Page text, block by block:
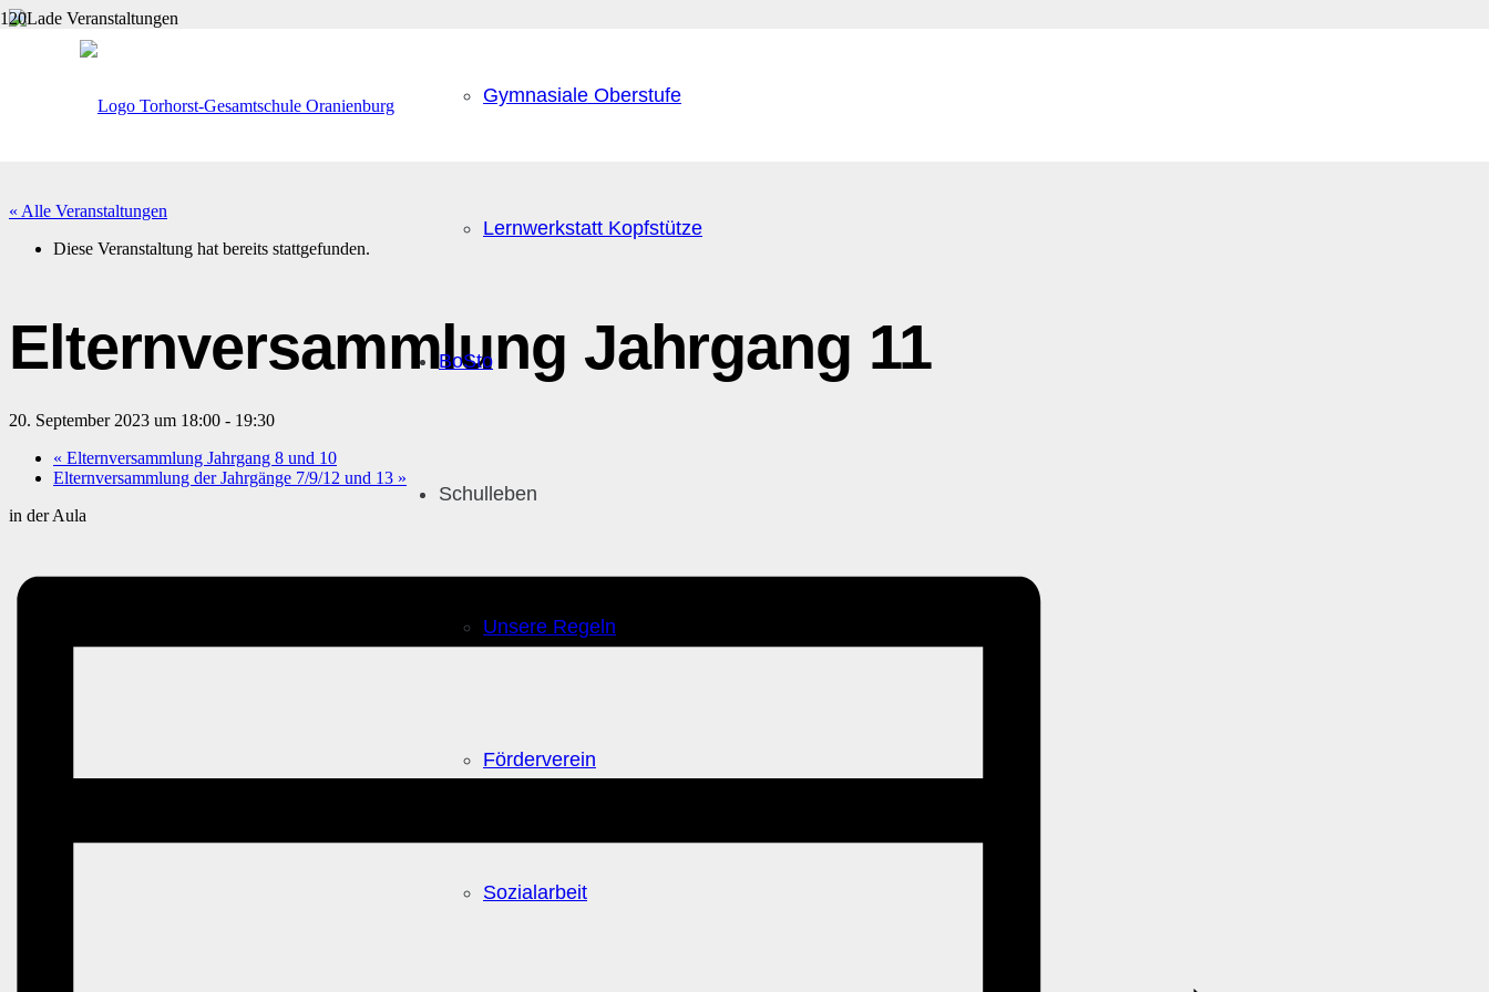
Gymnasiale Oberstufe
Lernwerkstatt Kopfstütze
BoSto
Schulleben
Unsere Regeln
Förderverein
Sozialarbeit
« Alle Veranstaltungen
Diese Veranstaltung hat bereits stattgefunden.
Elternversammlung Jahrgang 11
20. September 2023 um 18:00 - 19:30
« Elternversammlung Jahrgang 8 und 10
Elternversammlung der Jahrgänge 7/9/12 und 13 »
in der Aula